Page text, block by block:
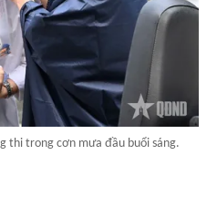
thi trong cơn mưa đầu buổi sáng.